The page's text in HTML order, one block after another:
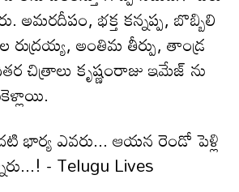
అమరదీపం, భక్త కన్నప్ప, బొబ్బిలి
రుద్రయ్య, అంతిమ తీర్పు, తాండ్ర
చిత్రాలు కృష్ణంరాజు ఇమేజ్ ను